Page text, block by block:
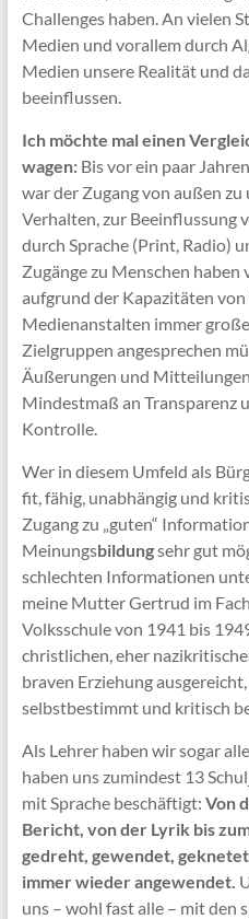
Challenges haben. An vielen
Medien und vorallem durch
Medien unsere Realität und
beeinflussen.
Ich möchte mal einen
wagen:Bis vor ein paar
war der Zugang von außen zu
Verhalten, zur Beeinflussung
durch Sprache (Print, Radio)
Zugänge zu Menschen
aufgrund der Kapazitäten von
Medienanstalten immer
Zielgruppen angesprechen
Äußerungen und
Mindestmaß an Transparenz
Kontrolle.
Wer in diesem Umfeld als
fit, fähig, unabhängig und
Zugang zu „guten“
Meinungsbildungsehr gut
schlechten Informationen
meine Mutter Gertrud im
Volksschule von 1941 bis
christlichen, eher
braven Erziehung
selbstbestimmt und kritisch
Als Lehrer haben wir sogar
haben uns zumindest 13
mit Sprache beschäftigt: Von
Bericht, von der Lyrik bis
gedreht, gewendet,
immer wieder angewendet.
uns – wohl fast alle – mit den